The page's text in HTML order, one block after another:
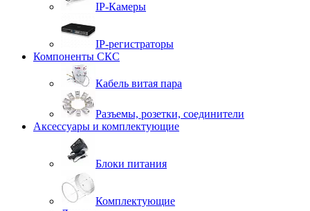
IP-Камеры
IP-регистраторы
Компоненты СКС
Кабель витая пара
Разъемы, розетки, соединители
Аксессуары и комплектующие
Блоки питания
Комплектующие